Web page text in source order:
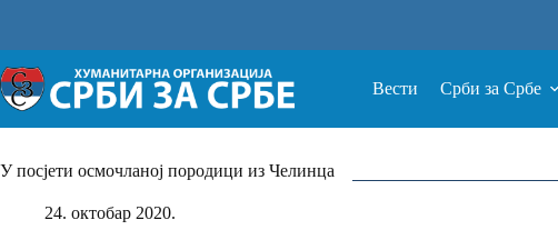
Вести Срби за Србе
У посjети осмочланој породици из Челинца
24. октобар 2020.